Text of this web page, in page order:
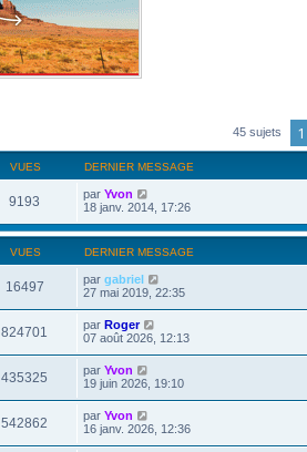
45 sujets 1
VUES DERNIER MESSAGE
9193 par Yvon
18 janv. 2014, 17:26
VUES DERNIER MESSAGE
16497 par gabriel
27 mai 2019, 22:35
824701 par Roger
07 août 2026, 12:13
435325 par Yvon
19 juin 2026, 19:10
542862 par Yvon
16 janv. 2026, 12:36